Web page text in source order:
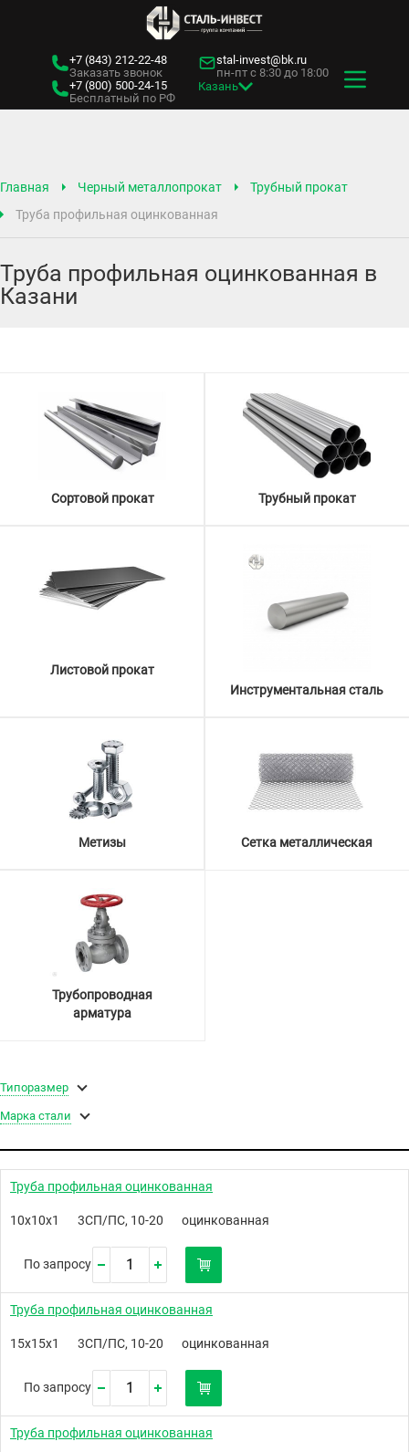
+7 (843) 212-22-48
Заказать звонок
+7 (800) 500-24-15
Бесплатный по РФ
stal-invest@bk.ru
пн-пт с 8:30 до 18:00
Казань
Главная Черный металлопрокат
Трубный прокат
Труба профильная оцинкованная
Труба профильная оцинкованная в
Казани
Сортовой прокат Трубный прокат
Листовой прокат
Инструментальная сталь
Метизы Сетка металлическая
Трубопроводная
арматура
Типоразмер
Марка стали
Труба профильная оцинкованная
10х10х1 3СП/ПС, 10-20 оцинкованная
По запросу
Труба профильная оцинкованная
15х15х1 3СП/ПС, 10-20 оцинкованная
По запросу
Труба профильная оцинкованная